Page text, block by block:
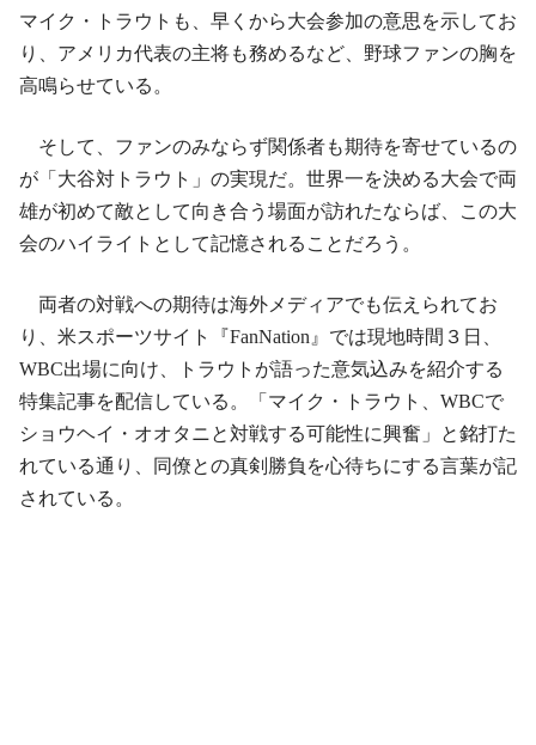
マイク・トラウトも、早くから大会参加の意思を示してお
り、アメリカ代表の主将も務めるなど、野球ファンの胸を
高鳴らせている。
そして、ファンのみならず関係者も期待を寄せているの
が「大谷対トラウト」の実現だ。世界一を決める大会で両
雄が初めて敵として向き合う場面が訪れたならば、この大
会のハイライトとして記憶されることだろう。
両者の対戦への期待は海外メディアでも伝えられてお
り、米スポーツサイト『FanNation』では現地時間３日、
WBC出場に向け、トラウトが語った意気込みを紹介する
特集記事を配信している。「マイク・トラウト、WBCで
ショウヘイ・オオタニと対戦する可能性に興奮」と銘打た
れている通り、同僚との真剣勝負を心待ちにする言葉が記
されている。